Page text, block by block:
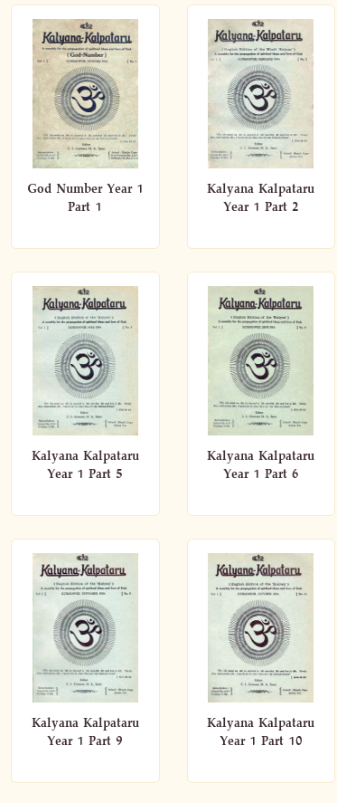
God Number Year 1
Part 1
Kalyana Kalpataru
Year 1 Part 2
Kalyana Kalpataru
Year 1 Part 5
Kalyana Kalpataru
Year 1 Part 6
Kalyana Kalpataru
Year 1 Part 9
Kalyana Kalpataru
Year 1 Part 10